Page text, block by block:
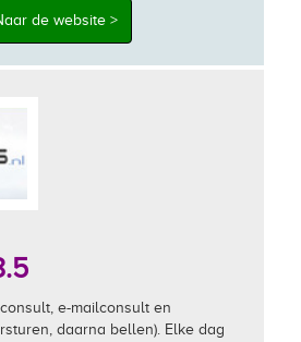
de website >
e-mailconsult en
daarna bellen). Elke dag